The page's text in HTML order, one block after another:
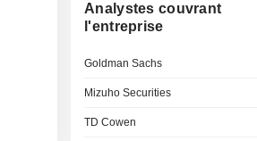
Analystes couvrant
l'entreprise
Goldman Sachs
Mizuho Securities
TD Cowen